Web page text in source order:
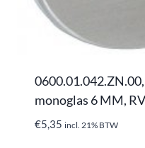
monoglas 6 MM,
€5,35 incl. 21% BTW